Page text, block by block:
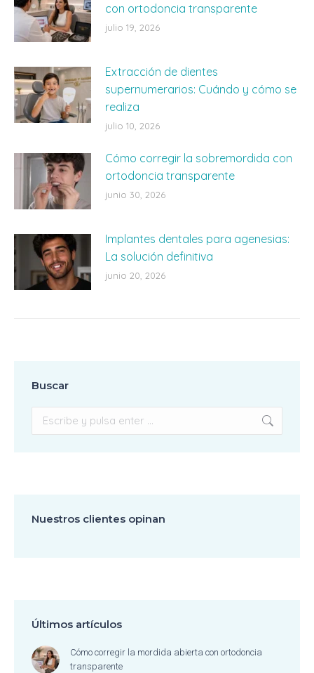
con ortodoncia transparente
julio 19, 2026
Extracción de dientes
supernumerarios: Cuándo y cómo se
realiza
julio 10, 2026
Cómo corregir la sobremordida con
ortodoncia transparente
junio 30, 2026
Implantes dentales para agenesias:
La solución definitiva
junio 20, 2026
Buscar
Nuestros clientes opinan
Últimos artículos
Cómo corregir la mordida abierta con ortodoncia
transparente